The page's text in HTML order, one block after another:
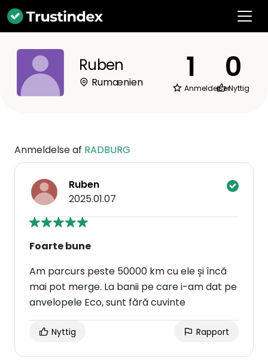
Ruben
Rumænien 1
Anmeldelser
0
Nyttig
Anmeldelse af RADBURG
Ruben
2025.01.07
Foarte bune
Am parcurs peste 50000 km cu ele și încă
mai pot merge. La banii pe care i-am dat pe
anvelopele Eco, sunt fără cuvinte
Nyttig Rapport